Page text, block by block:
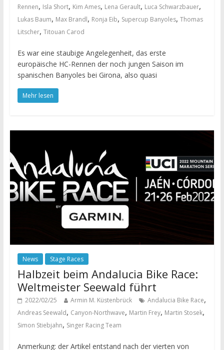
Rennen, Isla Short, Kim Ames, Lena Gerault, Luca Schwarzbauer,
Lukas Baum, Max Brandl, Ronja Eib, Supercup Banyoles, Thomas
Litscher, Titouan Carod
Es war eine staubige Angelegenheit, das erste
europäische HC-Rennen der noch jungen Saison im
spanischen Banyoles bei Girona, also quasi
Mehr lesen
News Stage Races
Halbzeit beim Andalucia Bike Race:
Weltmeister Seewald führt
2022/02/25 Armin M. Küstenbrück Andalucia Bike Race,
Andreas Seewald, Canyon-Northwave, Martin Frey, Martin Stosek,
Simon Stiebjahn, Singer Racing Team
Anmerkung: der Artikel entstand nach der vierten von